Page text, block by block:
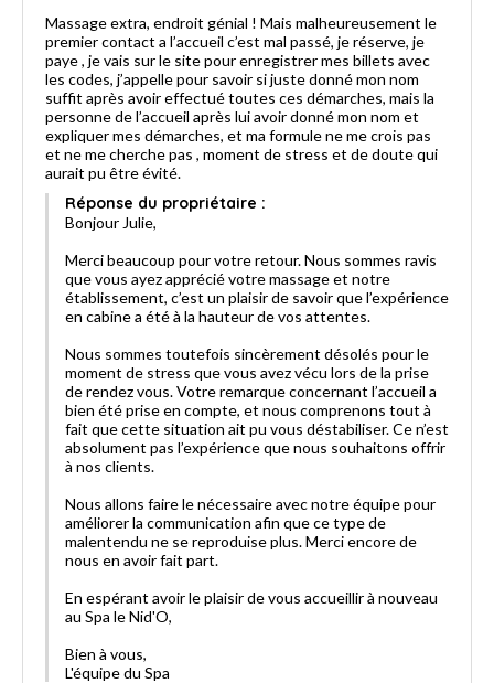
Massage extra, endroit génial ! Mais malheureusement le
premier contact a l’accueil c’est mal passé, je réserve, je
paye , je vais sur le site pour enregistrer mes billets avec
les codes, j’appelle pour savoir si juste donné mon nom
suffit après avoir effectué toutes ces démarches, mais la
personne de l’accueil après lui avoir donné mon nom et
expliquer mes démarches, et ma formule ne me crois pas
et ne me cherche pas , moment de stress et de doute qui
aurait pu être évité.
Réponse du propriétaire :
Bonjour Julie,
Merci beaucoup pour votre retour. Nous sommes ravis
que vous ayez apprécié votre massage et notre
établissement, c’est un plaisir de savoir que l’expérience
en cabine a été à la hauteur de vos attentes.
Nous sommes toutefois sincèrement désolés pour le
moment de stress que vous avez vécu lors de la prise
de rendez vous. Votre remarque concernant l’accueil a
bien été prise en compte, et nous comprenons tout à
fait que cette situation ait pu vous déstabiliser. Ce n’est
absolument pas l’expérience que nous souhaitons offrir
à nos clients.
Nous allons faire le nécessaire avec notre équipe pour
améliorer la communication afin que ce type de
malentendu ne se reproduise plus. Merci encore de
nous en avoir fait part.
En espérant avoir le plaisir de vous accueillir à nouveau
au Spa le Nid'O,
Bien à vous,
L'équipe du Spa